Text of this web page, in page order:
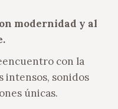
modernidad y al
con la
intensos, sonidos
únicas.